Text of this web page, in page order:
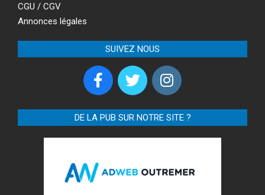
CGU / CGV
Annonces légales
SUIVEZ NOUS
DE LA PUB SUR NOTRE SITE ?